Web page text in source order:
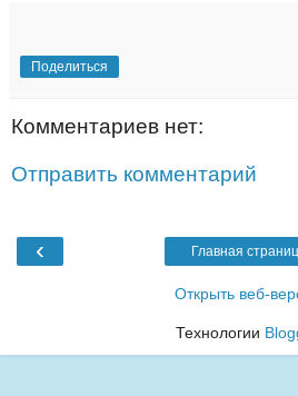
Поделиться
Комментариев нет:
Отправить комментарий
‹ Главная
Открыть веб-
Технологии